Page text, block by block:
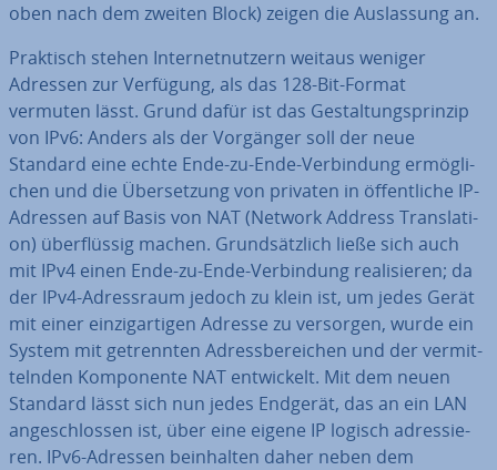
oben nach dem zweiten Block) zeigen die Aus­las­sung an.
Praktisch stehen In­ter­net­nut­zern weitaus weniger
Adressen zur Verfügung, als das 128-Bit-Format
vermuten lässt. Grund dafür ist das Ge­stal­tungs­prin­zip
von IPv6: Anders als der Vorgänger soll der neue
Standard eine echte Ende-zu-Ende-Ver­bin­dung er­mög­li­
chen und die Über­set­zung von privaten in öf­fent­li­che IP-
Adressen auf Basis von NAT (Network Address Trans­la­ti­
on) über­flüs­sig machen. Grund­sätz­lich ließe sich auch
mit IPv4 einen Ende-zu-Ende-Ver­bin­dung rea­li­sie­ren; da
der IPv4-Adress­raum jedoch zu klein ist, um jedes Gerät
mit einer ein­zig­ar­ti­gen Adresse zu versorgen, wurde ein
System mit ge­trenn­ten Adress­be­rei­chen und der ver­mit­
teln­den Kom­po­nen­te NAT ent­wi­ckelt. Mit dem neuen
Standard lässt sich nun jedes Endgerät, das an ein LAN
an­ge­schlos­sen ist, über eine eigene IP logisch adres­sie­
ren. IPv6-Adressen be­inhal­ten daher neben dem